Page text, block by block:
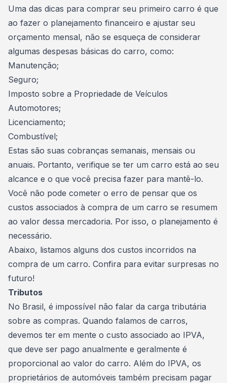
Uma das dicas para comprar seu primeiro carro é que
ao fazer o planejamento financeiro e ajustar seu
orçamento mensal, não se esqueça de considerar
algumas despesas básicas do carro, como:
Manutenção;
Seguro;
Imposto sobre a Propriedade de Veículos
Automotores;
Licenciamento;
Combustível;
Estas são suas cobranças semanais, mensais ou
anuais. Portanto, verifique se ter um carro está ao seu
alcance e o que você precisa fazer para mantê-lo.
Você não pode cometer o erro de pensar que os
custos associados à compra de um carro se resumem
ao valor dessa mercadoria. Por isso, o planejamento é
necessário.
Abaixo, listamos alguns dos custos incorridos na
compra de um carro. Confira para evitar surpresas no
futuro!
Tributos
No Brasil, é impossível não falar da carga tributária
sobre as compras. Quando falamos de carros,
devemos ter em mente o custo associado ao IPVA,
que deve ser pago anualmente e geralmente é
proporcional ao valor do carro. Além do IPVA, os
proprietários de automóveis também precisam pagar